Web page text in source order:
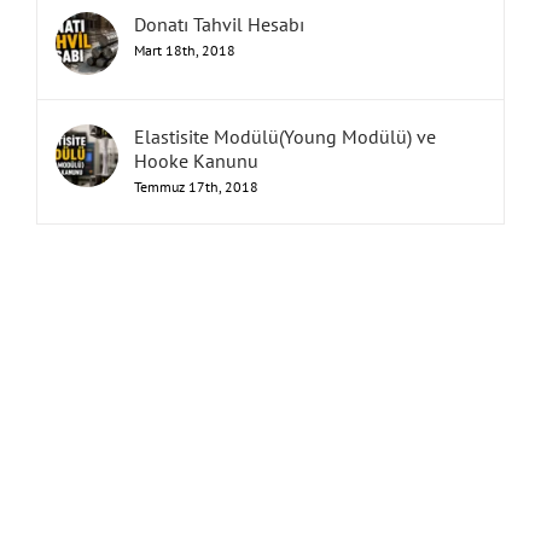
Donatı Tahvil Hesabı
Mart 18th, 2018
Elastisite Modülü(Young Modülü) ve
Hooke Kanunu
Temmuz 17th, 2018